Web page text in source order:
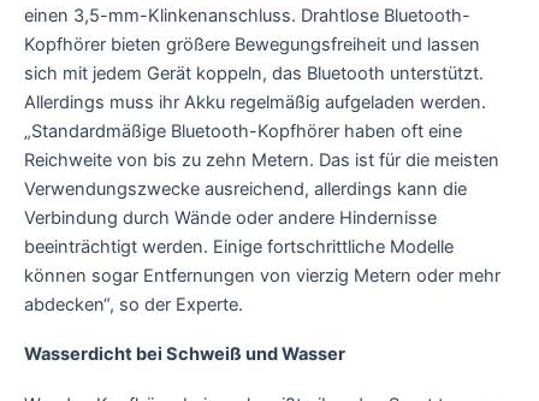
einen 3,5-mm-Klinkenanschluss. Drahtlose Bluetooth-
Kopfhörer bieten größere Bewegungsfreiheit und lassen
sich mit jedem Gerät koppeln, das Bluetooth unterstützt.
Allerdings muss ihr Akku regelmäßig aufgeladen werden.
„Standardmäßige Bluetooth-Kopfhörer haben oft eine
Reichweite von bis zu zehn Metern. Das ist für die meisten
Verwendungszwecke ausreichend, allerdings kann die
Verbindung durch Wände oder andere Hindernisse
beeinträchtigt werden. Einige fortschrittliche Modelle
können sogar Entfernungen von vierzig Metern oder mehr
abdecken“, so der Experte.
Wasserdicht bei Schweiß und Wasser